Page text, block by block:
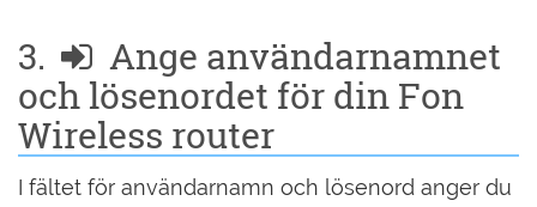
3.
Ange användarnamnet
och lösenordet för din Fon
Wireless router
I fältet för användarnamn och lösenord anger du